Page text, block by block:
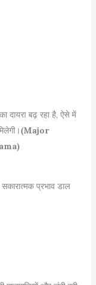
दायरा बढ़ रहा है, ऐसे में
(Major
प्रभाव डाल